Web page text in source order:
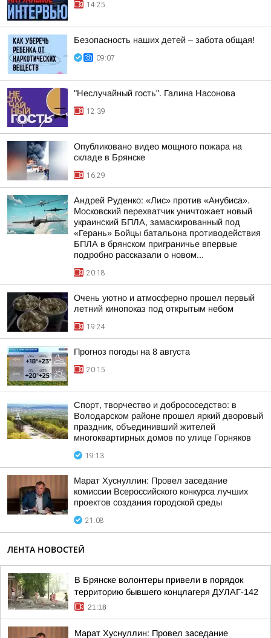
14:25
Безопасность наших детей – забота общая!
09:07
"Неслучайный гость". Галина Насонова
12:39
Опубликовано видео мощного пожара на
складе в Брянске
16:29
Андрей Руденко: «Лис» против «Анубиса».
Московский перехватчик уничтожает новый
украинский БПЛА, замаскированный под
«Герань» Бойцы батальона противодействия
БПЛА в брянском приграничье впервые
подробно рассказали о новом...
20:18
Очень уютно и атмосферно прошел первый
летний кинопоказ под открытым небом
19:24
Прогноз погоды на 8 августа
20:15
Спорт, творчество и добрососедство: в
Володарском районе прошел яркий дворовый
праздник, объединивший жителей
многоквартирных домов по улице Горняков
19:13
Марат Хуснуллин: Провел заседание
комиссии Всероссийского конкурса лучших
проектов создания городской среды
21:08
ЛЕНТА НОВОСТЕЙ
В Брянске волонтеры привели в порядок
территорию бывшего концлагеря ДУЛАГ-142
21:18
Марат Хуснуллин: Провел заседание